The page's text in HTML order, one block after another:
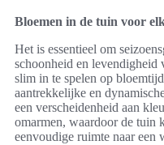
Bloemen in de tuin voor
Het is essentieel om
schoonheid en levendigheid
slim in te spelen op
aantrekkelijke en
een verscheidenheid aan
omarmen, waardoor de tuin
eenvoudige ruimte naar een